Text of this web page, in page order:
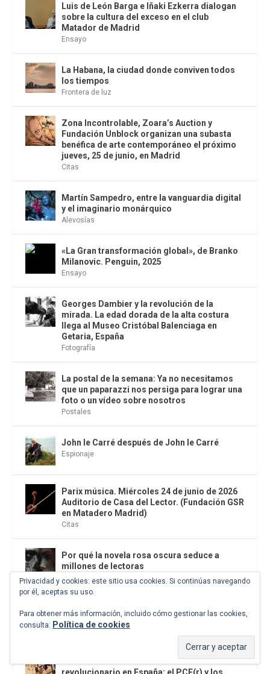
Luis de León Barga e Iñaki Ezkerra dialogan
sobre la cultura del exceso en el club
Matador de Madrid
Ensayo
La Habana, la ciudad donde conviven todos
los tiempos
Frontera de luz
Zona Incontrolable, Zoara’s Auction y
Fundación Unblock organizan una subasta
benéfica de arte contemporáneo el próximo
jueves, 25 de junio, en Madrid
Citas
Martín Sampedro, entre la vanguardia digital
y el imaginario monárquico
Alevosías
«La Gran transformación global», de Branko
Milanovic. Penguin, 2025
Ensayo
Georges Dambier y la revolución de la
mirada. La edad dorada de la alta costura
llega al Museo Cristóbal Balenciaga en
Getaria, España
Fotografía
La postal de la semana: Ya no necesitamos
que un paparazzi nos persiga para lograr una
foto o un vídeo sobre nosotros
Postales
John le Carré después de John le Carré
Espionaje
Parix música. Miércoles 24 de junio de 2026
Auditorio de Casa del Lector. (Fundación GSR
en Matadero Madrid)
Citas
Por qué la novela rosa oscura seduce a
millones de lectoras
Novela,El antídoto
La sinfonia de los mil y el nudo de Manoteras
de Madrid
Los malos son más felices
Presentación del libro: «Terrorismo
Privacidad y cookies: este sitio usa cookies. Si continúas navegando
por él, aceptas su uso.
Para obtener más información, incluido cómo gestionar las cookies,
consulta: Política de cookies